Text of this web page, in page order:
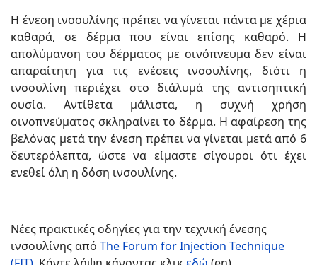
Η ένεση ινσουλίνης πρέπει να γίνεται πάντα με χέρια
καθαρά, σε δέρμα που είναι επίσης καθαρό. Η
απολύμανση του δέρματος με οινόπνευμα δεν είναι
απαραίτητη για τις ενέσεις ινσουλίνης, διότι η
ινσουλίνη περιέχει στο διάλυμά της αντισηπτική
ουσία. Αντίθετα μάλιστα, η συχνή χρήση
οινοπνεύματος σκληραίνει το δέρμα. Η αφαίρεση της
βελόνας μετά την ένεση πρέπει να γίνεται μετά από 6
δευτερόλεπτα, ώστε να είμαστε σίγουροι ότι έχει
ενεθεί όλη η δόση ινσουλίνης.
Νέες πρακτικές οδηγίες για την τεχνική ένεσης
ινσουλίνης από The Forum for Injection Technique